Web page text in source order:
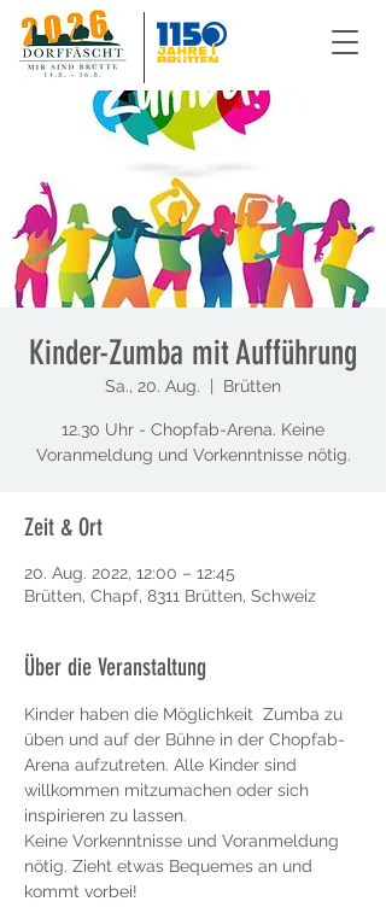
Kinder-Zumba mit Aufführung
Sa., 20. Aug. Brütten
12.30 Uhr - Chopfab-Arena. Keine
Voranmeldung und Vorkenntnisse nötig.
Zeit & Ort
20. Aug. 2022, 12:00 – 12:45
Brütten, Chapf, 8311 Brütten, Schweiz
Über die Veranstaltung
Kinder haben die Möglichkeit  Zumba zu
üben und auf der Bühne in der Chopfab-
Arena aufzutreten. Alle Kinder sind
willkommen mitzumachen oder sich
inspirieren zu lassen.
Keine Vorkenntnisse und Voranmeldung
nötig. Zieht etwas Bequemes an und
kommt vorbei!